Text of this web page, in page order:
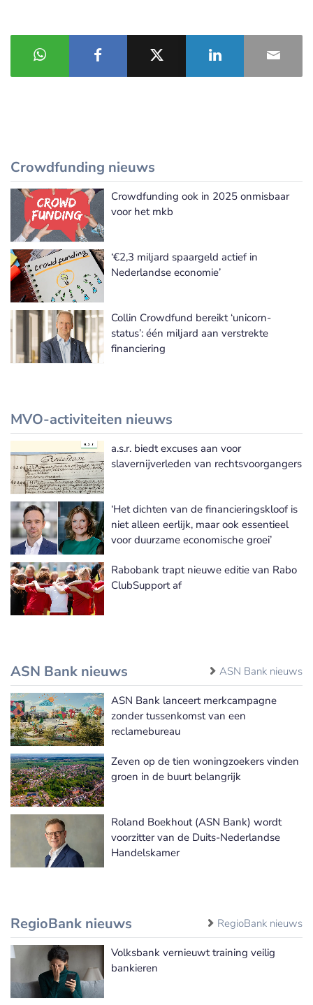
Crowdfunding nieuws
Crowdfunding ook in 2025 onmisbaar
voor het mkb
‘€2,3 miljard spaargeld actief in
Nederlandse economie’
Collin Crowdfund bereikt ‘unicorn-
status’: één miljard aan verstrekte
financiering
MVO-activiteiten nieuws
Meer MVO-activiteiten nieuws
a.s.r. biedt excuses aan voor
slavernijverleden van rechtsvoorgangers
‘Het dichten van de financieringskloof is
niet alleen eerlijk, maar ook essentieel
voor duurzame economische groei’
Rabobank trapt nieuwe editie van Rabo
ClubSupport af
ASN Bank nieuws ASN Bank nieuws
ASN Bank lanceert merkcampagne
zonder tussenkomst van een
reclamebureau
Zeven op de tien woningzoekers vinden
groen in de buurt belangrijk
Roland Boekhout (ASN Bank) wordt
voorzitter van de Duits-Nederlandse
Handelskamer
RegioBank nieuws RegioBank nieuws
Volksbank vernieuwt training veilig
bankieren